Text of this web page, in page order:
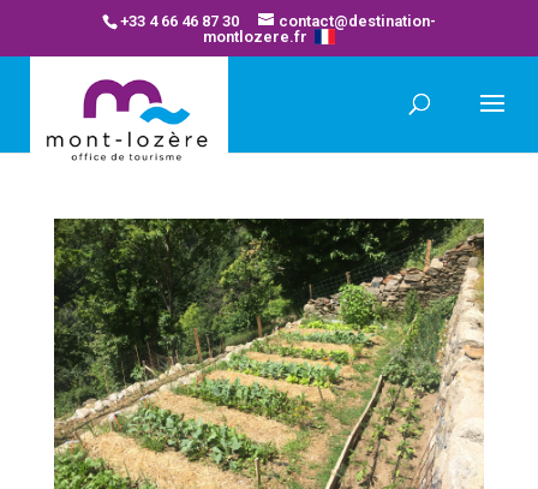
+33 4 66 46 87 30
contact@destination-
montlozere.fr